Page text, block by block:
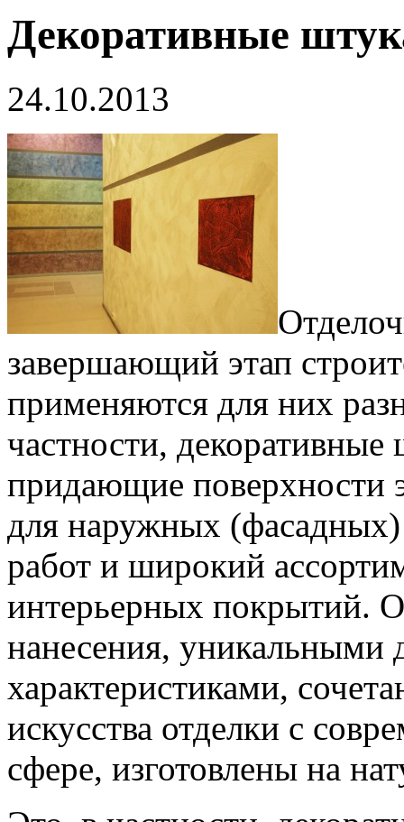
Декоративные
24.10.2013
завершающий этап
применяются для них
частности,
придающие поверхности
для наружных
работ и широкий
интерьерных покрытий.
нанесения, уникальными
характеристиками,
искусства отделки с
сфере, изготовлены на